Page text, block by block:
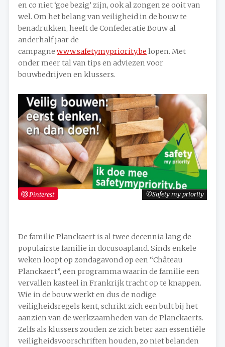
en co niet ‘goe bezig’ zijn, ook al zongen ze ooit van
wel. Om het belang van veiligheid in de bouw te
benadrukken, heeft de Confederatie Bouw al
anderhalf jaar de
campagne www.safetymypriority.be lopen. Met
onder meer tal van tips en adviezen voor
bouwbedrijven en klussers.
Safety my priority
Pinterest
De familie Planckaert is al twee decennia lang de
populairste familie in docusoapland. Sinds enkele
weken loopt op zondagavond op een “Château
Planckaert”, een programma waarin de familie een
vervallen kasteel in Frankrijk tracht op te knappen.
Wie in de bouw werkt en dus de nodige
veiligheidsregels kent, schrikt zich een bult bij het
aanzien van de werkzaamheden van de Planckaerts.
Zelfs als klussers zouden ze zich beter aan essentiële
veiligheidsvoorschriften houden, zo niet belanden